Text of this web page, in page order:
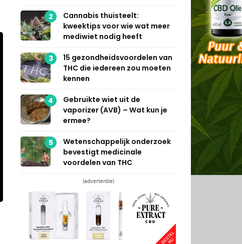
2
Cannabis thuisteelt:
kweektips voor wie wat meer
mediwiet nodig heeft
3
15 gezondheidsvoordelen van
THC die iedereen zou moeten
kennen
4
Gebruikte wiet uit de
vaporizer (AVB) – Wat kun je
ermee?
5
Wetenschappelijk onderzoek
bevestigt medicinale
voordelen van THC
(advertentie)